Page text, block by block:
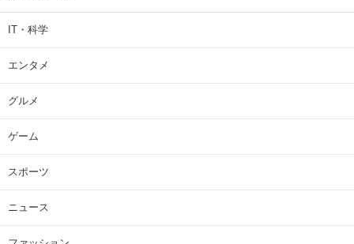
IT・科学
エンタメ
グルメ
ゲーム
スポーツ
ニュース